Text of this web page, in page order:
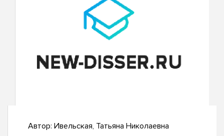
Автор: Ивельская, Татьяна Николаевна